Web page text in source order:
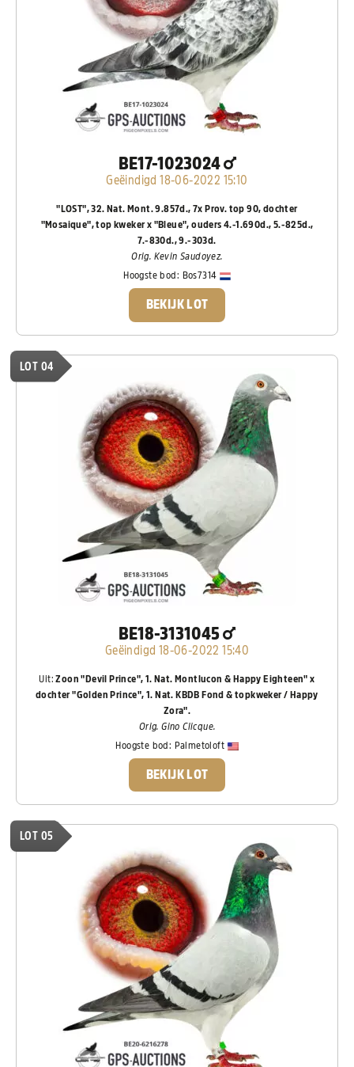
BE17-1023024
Geëindigd 18-06-2022 15:10
"LOST", 32. Nat. Mont. 9.857d., 7x Prov. top 90, dochter
"Mosaique", top kweker x "Bleue", ouders 4.-1.690d., 5.-825d.,
7.-830d., 9.-303d.
Orig. Kevin Saudoyez.
Hoogste bod: Bos7314
BEKIJK LOT
LOT 04
BE18-3131045
Geëindigd 18-06-2022 15:40
Uit: Zoon "Devil Prince", 1. Nat. Montlucon & Happy Eighteen" x
dochter "Golden Prince", 1. Nat. KBDB Fond & topkweker / Happy
Zora".
Orig. Gino Clicque.
Hoogste bod: Palmetoloft
BEKIJK LOT
LOT 05